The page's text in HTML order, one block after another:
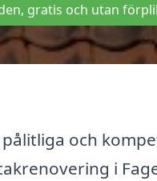
gratis och utan
och
i